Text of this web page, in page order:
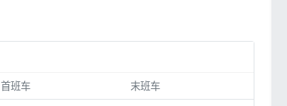
首班车 末班车